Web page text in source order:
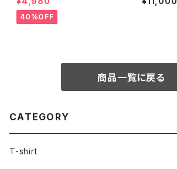
40%OFF
商品一覧に戻る
CATEGORY
T-shirt